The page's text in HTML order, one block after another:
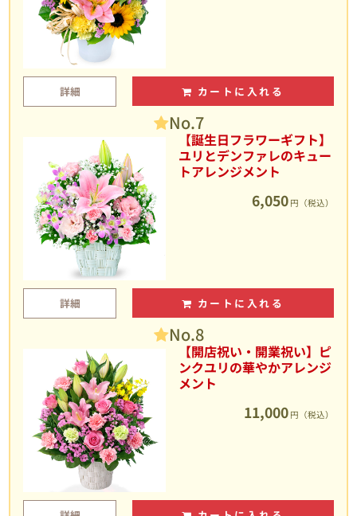
詳細 カートに入れる
No.7
【誕生日フラワーギフト】
ユリとデンファレのキュー
トアレンジメント
6,050 円（税込）
詳細 カートに入れる
No.8
【開店祝い・開業祝い】ピ
ンクユリの華やかアレンジ
メント
11,000 円（税込）